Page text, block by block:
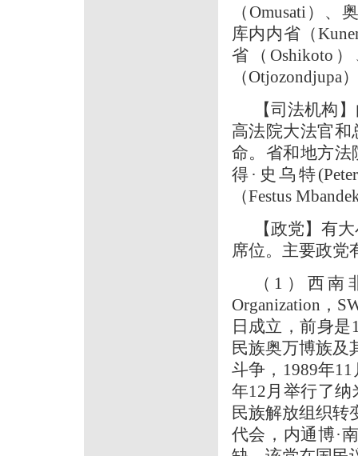
（Omusati）、
库内内省（
省（Oshikoto
（Otjozondjupa）
【司法机构
高法院大法官
命。省和地方法
得·史乌特
（Festus
【政党】有
席位。主要政党
（1）西南
Organization，
日成立，前身
民族奥万博族及
斗争，1989年
年12月举行了
民族解放组织转
代会，内通博·